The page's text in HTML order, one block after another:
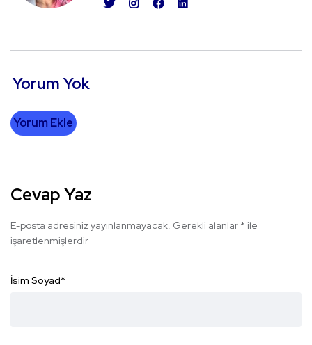
Yorum Yok
Yorum Ekle
Cevap Yaz
E-posta adresiniz yayınlanmayacak. Gerekli alanlar * ile
işaretlenmişlerdir
İsim Soyad*